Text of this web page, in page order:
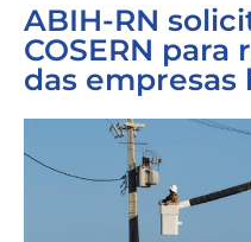
ABIH-RN
COSERN
das empresas